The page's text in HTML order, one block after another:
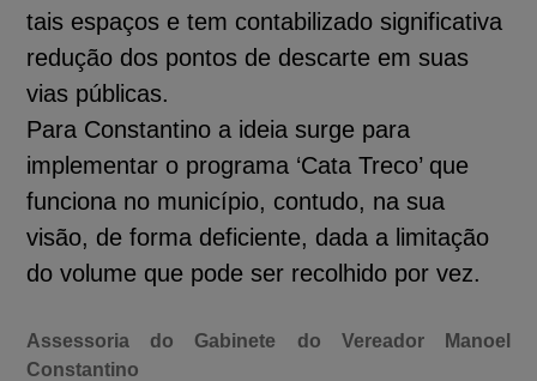
tais espaços e tem contabilizado significativa
redução dos pontos de descarte em suas
vias públicas.
Para Constantino a ideia surge para
implementar o programa ‘Cata Treco’ que
funciona no município, contudo, na sua
visão, de forma deficiente, dada a limitação
do volume que pode ser recolhido por vez.
Assessoria do Gabinete do Vereador Manoel
Constantino